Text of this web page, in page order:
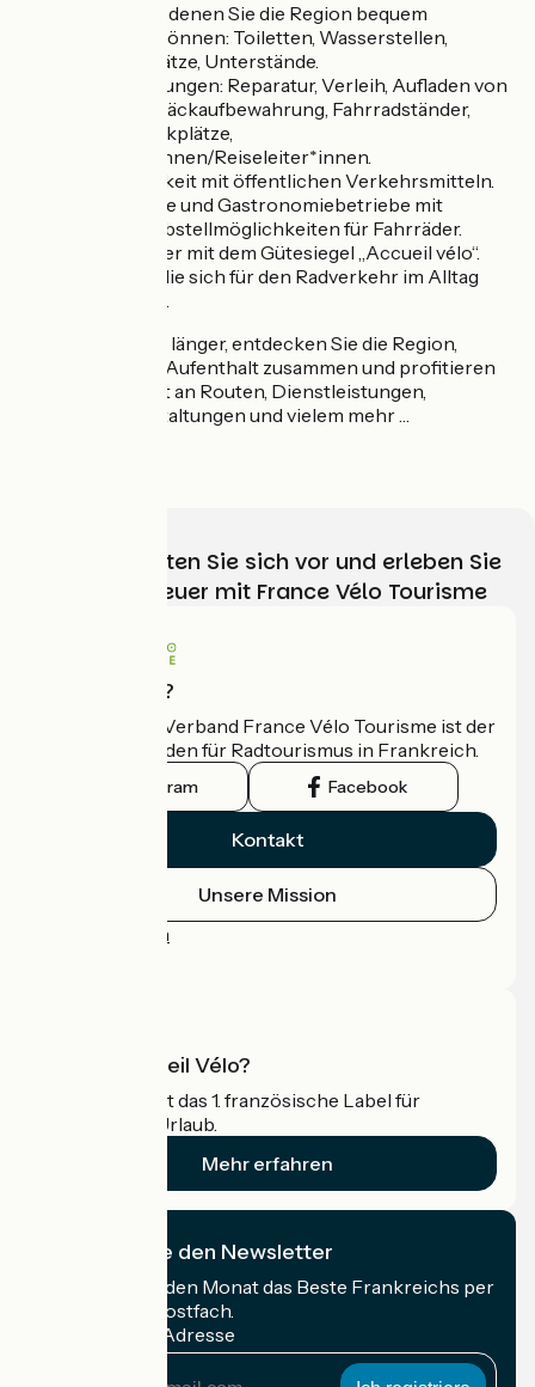
Routen, auf denen Sie die Region bequem
erkunden können: Toiletten, Wasserstellen,
Picknickplätze, Unterstände.
Dienstleistungen: Reparatur, Verleih, Aufladen von
Akkus, Gepäckaufbewahrung, Fahrradständer,
Fahrradparkplätze,
Begleiter*innen/Reiseleiter*innen.
Erreichbarkeit mit öffentlichen Verkehrsmitteln.
Unterkünfte und Gastronomiebetriebe mit
sicheren Abstellmöglichkeiten für Fahrräder.
Dienstleister mit dem Gütesiegel „Accueil vélo“.
Regionen, die sich für den Radverkehr im Alltag
engagieren.
Warten Sie nicht länger, entdecken Sie die Region,
stellen Sie Ihren Aufenthalt zusammen und profitieren
Sie vom Angebot an Routen, Dienstleistungen,
Radsportveranstaltungen und vielem mehr …
Wählen, bereiten Sie sich vor und erleben Sie
Ihr Radabenteuer mit France Vélo Tourisme
Wer sind wir?
Der nationale Verband France Vélo Tourisme ist der
offizielle Leitfaden für Radtourismus in Frankreich.
Instagram Facebook
Kontakt
Unsere Mission
Pressebereich
Was ist Accueil Vélo?
Accueil Vélo ist das 1. französische Label für
Radfahrer im Urlaub.
Mehr erfahren
Ich abonniere den Newsletter
Erhalten Sie jeden Monat das Beste Frankreichs per
Rad in Ihrem Postfach.
Meine E-Mail-Adresse